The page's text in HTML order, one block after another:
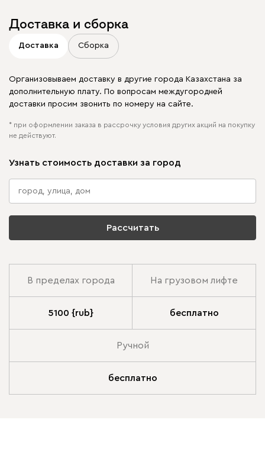
Доставка и сборка
Доставка Сборка
Организовываем доставку в другие города Казахстана за
дополнительную плату. По вопросам междугородней
доставки просим звонить по номеру на сайте.
* при оформлении заказа в рассрочку условия других акций на покупку
не действуют.
Узнать стоимость доставки за город
Рассчитать
В пределах города На грузовом лифте
5100 {rub} бесплатно
Ручной
бесплатно